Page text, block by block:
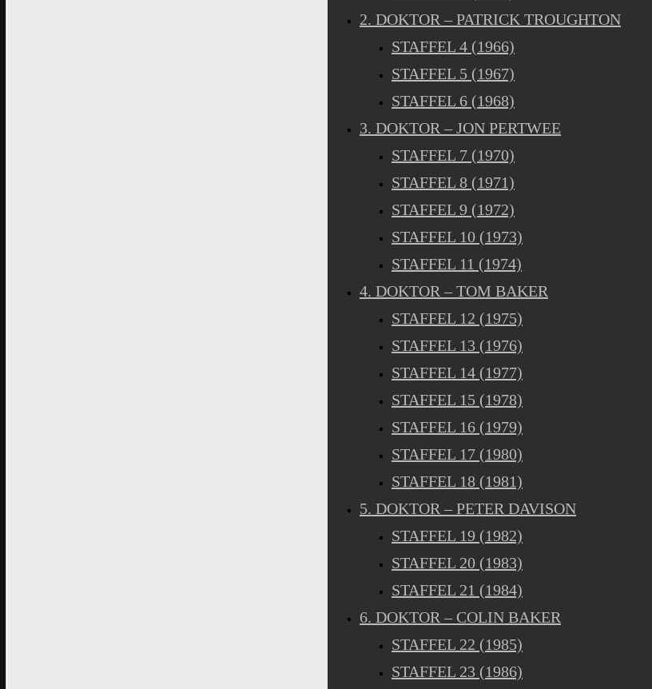
2. DOKTOR – PATRICK TROUGHTON
STAFFEL 4 (1966)
STAFFEL 5 (1967)
STAFFEL 6 (1968)
3. DOKTOR – JON PERTWEE
STAFFEL 7 (1970)
STAFFEL 8 (1971)
STAFFEL 9 (1972)
STAFFEL 10 (1973)
STAFFEL 11 (1974)
4. DOKTOR – TOM BAKER
STAFFEL 12 (1975)
STAFFEL 13 (1976)
STAFFEL 14 (1977)
STAFFEL 15 (1978)
STAFFEL 16 (1979)
STAFFEL 17 (1980)
STAFFEL 18 (1981)
5. DOKTOR – PETER DAVISON
STAFFEL 19 (1982)
STAFFEL 20 (1983)
STAFFEL 21 (1984)
6. DOKTOR – COLIN BAKER
STAFFEL 22 (1985)
STAFFEL 23 (1986)